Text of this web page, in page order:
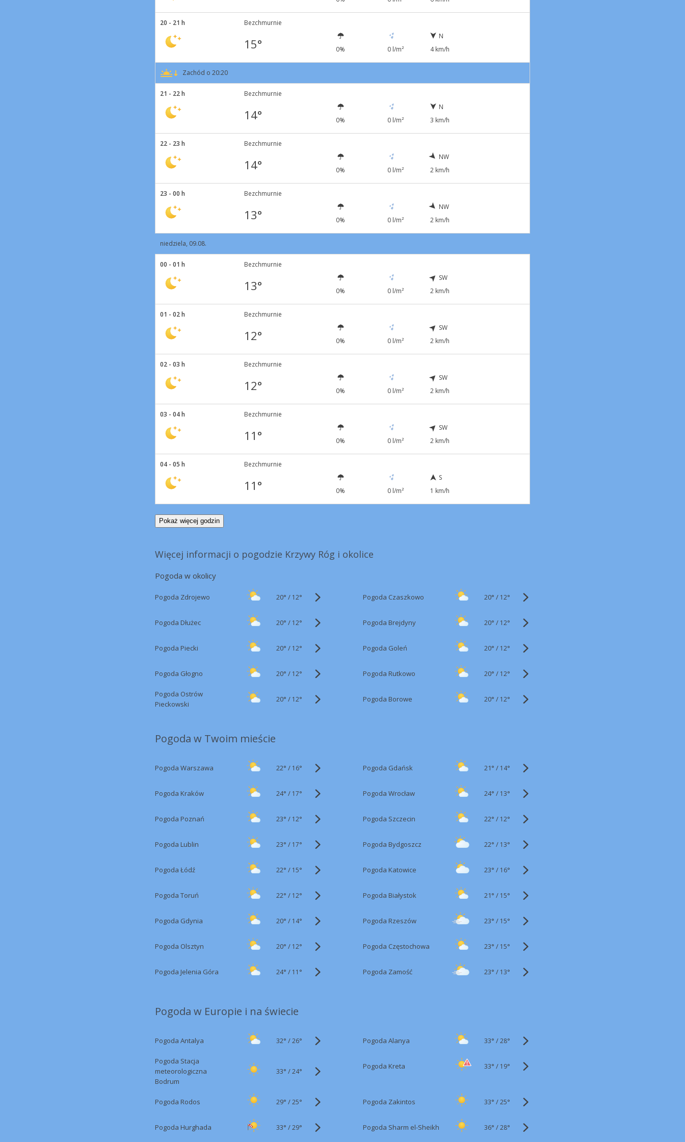
20 - 21 h Bezchmurnie
15° 0% 0 l/m²
N
4 km/h
Zachód o 20:20
21 - 22 h Bezchmurnie
14° 0% 0 l/m²
N
3 km/h
22 - 23 h Bezchmurnie
14° 0% 0 l/m²
NW
2 km/h
23 - 00 h Bezchmurnie
13° 0% 0 l/m²
NW
2 km/h
niedziela, 09.08.
00 - 01 h Bezchmurnie
13° 0% 0 l/m²
SW
2 km/h
01 - 02 h Bezchmurnie
12° 0% 0 l/m²
SW
2 km/h
02 - 03 h Bezchmurnie
12° 0% 0 l/m²
SW
2 km/h
03 - 04 h Bezchmurnie
11° 0% 0 l/m²
SW
2 km/h
04 - 05 h Bezchmurnie
11° 0% 0 l/m²
S
1 km/h
Pokaż więcej godzin
Więcej informacji o pogodzie Krzywy Róg i okolice
Pogoda w okolicy
Pogoda Zdrojewo 20° / 12° Pogoda Czaszkowo 20° / 12°
Pogoda Dłużec 20° / 12° Pogoda Brejdyny 20° / 12°
Pogoda Piecki 20° / 12° Pogoda Goleń 20° / 12°
Pogoda Głogno 20° / 12° Pogoda Rutkowo 20° / 12°
Pogoda Ostrów
Pieckowski
20° / 12° Pogoda Borowe 20° / 12°
Pogoda w Twoim mieście
Pogoda Warszawa 22° / 16° Pogoda Gdańsk 21° / 14°
Pogoda Kraków 24° / 17° Pogoda Wrocław 24° / 13°
Pogoda Poznań 23° / 12° Pogoda Szczecin 22° / 12°
Pogoda Lublin 23° / 17° Pogoda Bydgoszcz 22° / 13°
Pogoda Łódź 22° / 15° Pogoda Katowice 23° / 16°
Pogoda Toruń 22° / 12° Pogoda Białystok 21° / 15°
Pogoda Gdynia 20° / 14° Pogoda Rzeszów 23° / 15°
Pogoda Olsztyn 20° / 12° Pogoda Częstochowa 23° / 15°
Pogoda Jelenia Góra 24° / 11° Pogoda Zamość 23° / 13°
Pogoda w Europie i na świecie
Pogoda Antalya 32° /26° Pogoda Alanya 33° /28°
Pogoda Stacja
meteorologiczna
Bodrum
33° /24°
Pogoda Kreta 33° / 19°
Pogoda Rodos 29° /25° Pogoda Zakintos 33° /25°
Pogoda Hurghada 33° /29° Pogoda Sharm el-Sheikh 36° /28°